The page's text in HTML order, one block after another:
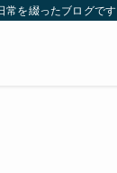
常を綴ったブログです